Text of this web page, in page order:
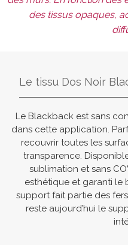
des tissus opaques,
Le tissu Dos Noir
Le Blackback est sans
dans cette application.
recouvrir toutes les
transparence.
sublimation et sans
esthétique et garanti le
support fait partie des
reste aujourd’hui le